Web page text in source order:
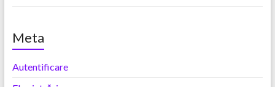
Meta
Autentificare